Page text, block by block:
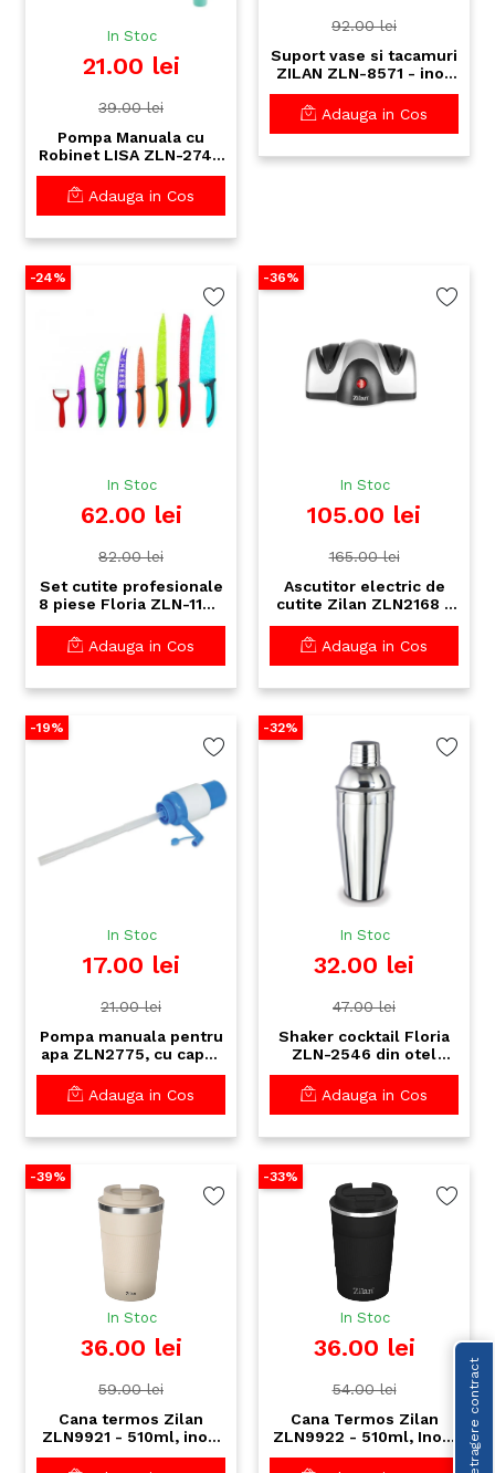
In Stoc
21.00 lei
39.00 lei
Pompa Manuala cu
Robinet LISA ZLN-2744
pentru Bidon 19L -
Sistem Anti-Picurare
Adauga in Cos
92.00 lei
Suport vase si tacamuri
ZILAN ZLN-8571 - inox
39x24cm, 2 niveluri,
design modern
Adauga in Cos
-24%
In Stoc
62.00 lei
82.00 lei
Set cutite profesionale
8 piese Floria ZLN-1143
neaderent
Adauga in Cos
-36%
In Stoc
105.00 lei
165.00 lei
Ascutitor electric de
cutite Zilan ZLN2168 -
ascutire si slefuire,
ghid de pozitionare
Adauga in Cos
-19%
In Stoc
17.00 lei
21.00 lei
Pompa manuala pentru
apa ZLN2775, cu capac
- compatibila cu
bidoane 19L
Adauga in Cos
-32%
In Stoc
32.00 lei
47.00 lei
Shaker cocktail Floria
ZLN-2546 din otel
inoxidabil - 500ml - tip
cobbler premium
Adauga in Cos
-39%
In Stoc
36.00 lei
59.00 lei
Cana termos Zilan
ZLN9921 - 510ml, inox,
perete dublu, mentine
-33%
In Stoc
36.00 lei
54.00 lei
Cana Termos Zilan
ZLN9922 - 510ml, Inox,
Pereti Dubli, Mentine
Retragere contract